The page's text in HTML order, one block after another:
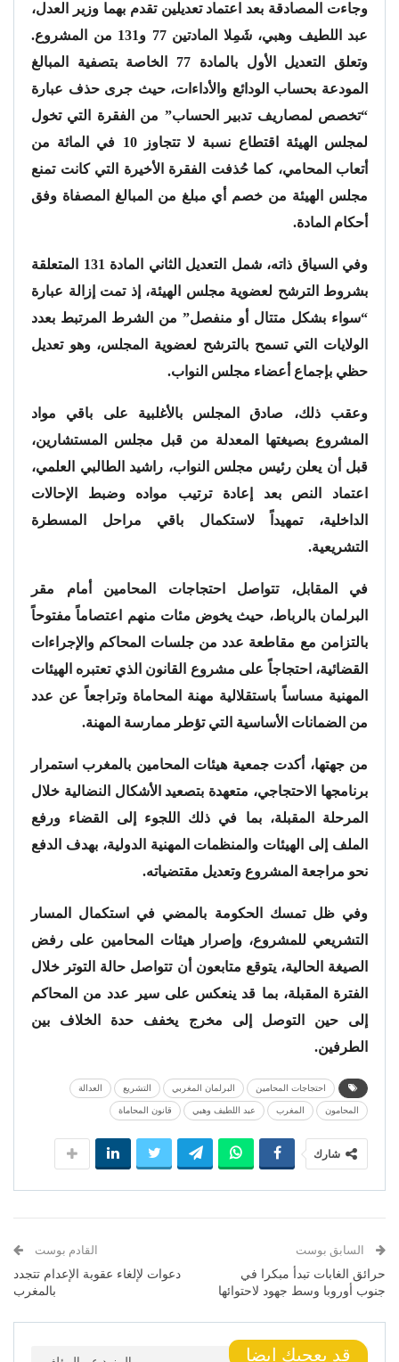
وجاءت المصادقة بعد اعتماد تعديلين تقدم بهما وزير العدل،
عبد اللطيف وهبي، شَمِلا المادتين 77 و131 من المشروع.
وتعلق التعديل الأول بالمادة 77 الخاصة بتصفية المبالغ
المودعة بحساب الودائع والأداءات، حيث جرى حذف عبارة
“تخصص لمصاريف تدبير الحساب” من الفقرة التي تخول
لمجلس الهيئة اقتطاع نسبة لا تتجاوز 10 في المائة من
أتعاب المحامي، كما حُذفت الفقرة الأخيرة التي كانت تمنع
مجلس الهيئة من خصم أي مبلغ من المبالغ المصفاة وفق
أحكام المادة.
وفي السياق ذاته، شمل التعديل الثاني المادة 131 المتعلقة
بشروط الترشح لعضوية مجلس الهيئة، إذ تمت إزالة عبارة
“سواء بشكل متتال أو منفصل” من الشرط المرتبط بعدد
الولايات التي تسمح بالترشح لعضوية المجلس، وهو تعديل
حظي بإجماع أعضاء مجلس النواب.
وعقب ذلك، صادق المجلس بالأغلبية على باقي مواد
المشروع بصيغتها المعدلة من قبل مجلس المستشارين،
قبل أن يعلن رئيس مجلس النواب، راشيد الطالبي العلمي،
اعتماد النص بعد إعادة ترتيب مواده وضبط الإحالات
الداخلية، تمهيداً لاستكمال باقي مراحل المسطرة
التشريعية.
في المقابل، تتواصل احتجاجات المحامين أمام مقر
البرلمان بالرباط، حيث يخوض مئات منهم اعتصاماً مفتوحاً
بالتزامن مع مقاطعة عدد من جلسات المحاكم والإجراءات
القضائية، احتجاجاً على مشروع القانون الذي تعتبره الهيئات
المهنية مساساً باستقلالية مهنة المحاماة وتراجعاً عن عدد
من الضمانات الأساسية التي تؤطر ممارسة المهنة.
من جهتها، أكدت جمعية هيئات المحامين بالمغرب استمرار
برنامجها الاحتجاجي، متعهدة بتصعيد الأشكال النضالية خلال
المرحلة المقبلة، بما في ذلك اللجوء إلى القضاء ورفع
الملف إلى الهيئات والمنظمات المهنية الدولية، بهدف الدفع
نحو مراجعة المشروع وتعديل مقتضياته.
وفي ظل تمسك الحكومة بالمضي في استكمال المسار
التشريعي للمشروع، وإصرار هيئات المحامين على رفض
الصيغة الحالية، يتوقع متابعون أن تتواصل حالة التوتر خلال
الفترة المقبلة، بما قد ينعكس على سير عدد من المحاكم
إلى حين التوصل إلى مخرج يخفف حدة الخلاف بين
الطرفين.
احتجاجات المحامين البرلمان المغربي التشريع العدالة
المحامون المغرب عبد اللطيف وهبي قانون المحاماة
شارك
السابق بوست
حرائق الغابات تبدأ مبكرا في
جنوب أوروبا وسط جهود لاحتوائها
القادم بوست
دعوات لإلغاء عقوبة الإعدام تتجدد
بالمغرب
قد يعجبك ايضا